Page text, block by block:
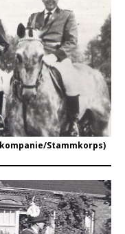
Stammkorps)